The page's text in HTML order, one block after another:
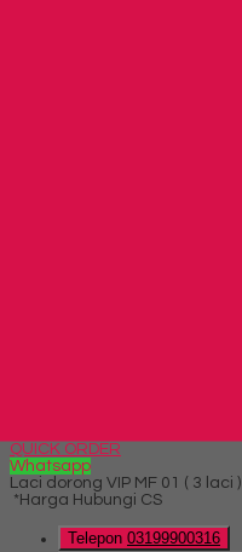
QUICK ORDER
Whatsapp
Laci dorong VIP MF 01 ( 3 laci )
*Harga Hubungi CS
Telepon 03199900316